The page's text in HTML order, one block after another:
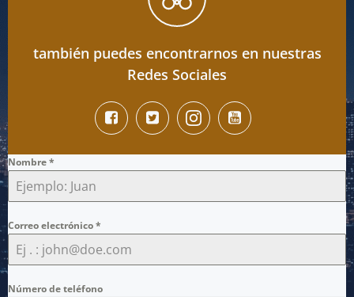
también puedes encontrarnos en nuestras
Redes Sociales
Nombre*
Correo electrónico*
Número de teléfono